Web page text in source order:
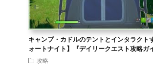
キャンプ・カドルのテントとインタラクト
ォートナイト】『デイリークエスト攻略ガ
攻略